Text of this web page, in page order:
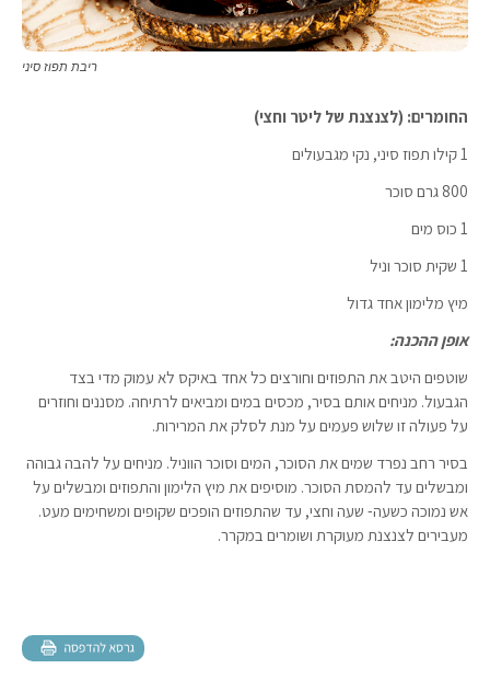
ריבת תפוז סיני
החומרים: (לצנצנת של ליטר וחצי)
1 קילו תפוז סיני, נקי מגבעולים
800 גרם סוכר
1 כוס מים
1 שקית סוכר וניל
מיץ מלימון אחד גדול
אופן ההכנה:
שוטפים היטב את התפוזים וחורצים כל אחד באיקס לא עמוק מדי בצד
הגבעול. מניחים אותם בסיר, מכסים במים ומביאים לרתיחה. מסננים וחוזרים
על פעולה זו שלוש פעמים על מנת לסלק את המרירות.
בסיר רחב נפרד שמים את הסוכר, המים וסוכר הווניל. מניחים על להבה גבוהה
ומבשלים עד להמסת הסוכר. מוסיפים את מיץ הלימון והתפוזים ומבשלים על
אש נמוכה כשעה- שעה וחצי, עד שהתפוזים הופכים שקופים ומשחימים מעט.
מעבירים לצנצנת מעוקרת ושומרים במקרר.